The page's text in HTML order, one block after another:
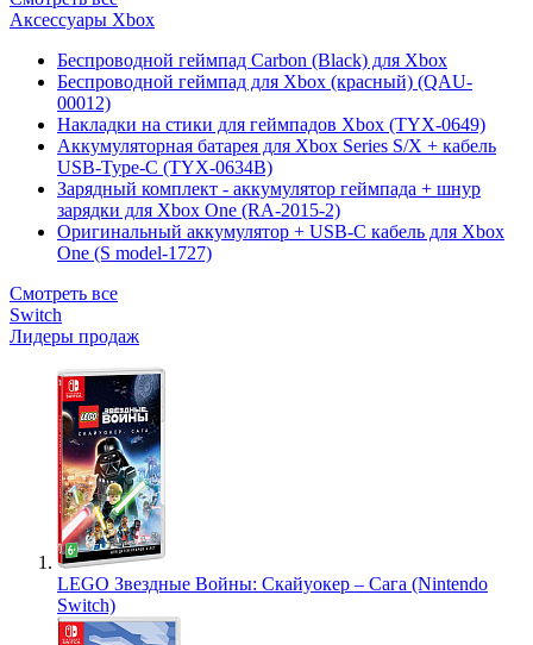
Аксессуары Xbox
Беспроводной геймпад Carbon (Black) для Xbox
Беспроводной геймпад для Xbox (красный) (QAU-
00012)
Накладки на стики для геймпадов Xbox (TYX-0649)
Аккумуляторная батарея для Xbox Series S/X + кабель
USB-Type-C (TYX-0634B)
Зарядный комплект - аккумулятор геймпада + шнур
зарядки для Xbox One (RA-2015-2)
Оригинальный аккумулятор + USB-C кабель для Xbox
One (S model-1727)
Смотреть все
Switch
Лидеры продаж
LEGO Звездные Войны: Скайуокер – Сага (Nintendo
Switch)